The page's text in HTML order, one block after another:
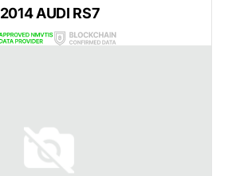
2014 AUDI RS7